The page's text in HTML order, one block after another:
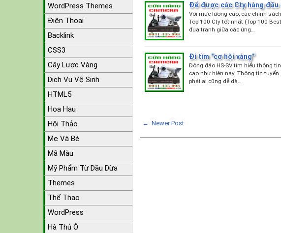
Để được các Cty hàng đầu
Với mức lương cao, các chính
Top 100 Cty tốt nhất (Top 100
đua tranh giữa các ứng…
Đi tìm "cơ hội vàng"
Đông đảo HS-SV tìm hiểu thông
cao như hiện nay. Thông tin
phải ai cũng dễ dà…
← Newer Post
WordPress Themes
Điện Thoại
Backlink
CSS3
Cây Lược Vàng
Dịch Vụ Vệ Sinh
HTML5
Hoa Hau
Hội Thảo
Mẹ Và Bé
Mã Màu
Mỹ Phẩm Từ Dầu Dừa
Themes
Thể Thao
WordPress
Hà Thủ Ô